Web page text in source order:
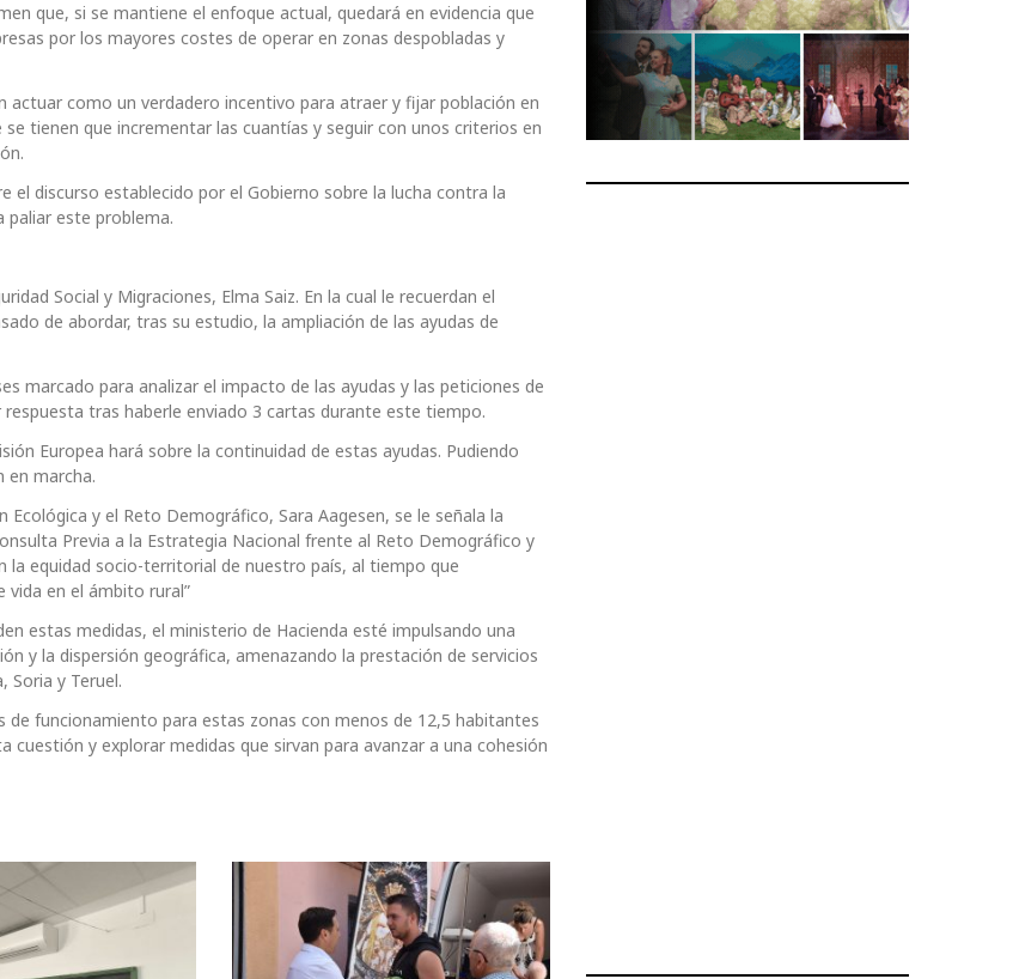
que, si se mantiene el enfoque actual, quedará en evidencia que
por los mayores costes de operar en zonas despobladas y
actuar como un verdadero incentivo para atraer y fijar población en
tienen que incrementar las cuantías y seguir con unos criterios en
el discurso establecido por el Gobierno sobre la lucha contra la
paliar este problema.
Social y Migraciones, Elma Saiz. En la cual le recuerdan el
de abordar, tras su estudio, la ampliación de las ayudas de
marcado para analizar el impacto de las ayudas y las peticiones de
tras haberle enviado 3 cartas durante este tiempo.
Europea hará sobre la continuidad de estas ayudas. Pudiendo
en marcha.
y el Reto Demográfico, Sara Aagesen, se le señala la
Previa a la Estrategia Nacional frente al Reto Demográfico y
la equidad socio-territorial de nuestro país, al tiempo que
vida en el ámbito rural”
estas medidas, el ministerio de Hacienda esté impulsando una
y la dispersión geográfica, amenazando la prestación de servicios
Soria y Teruel.
funcionamiento para estas zonas con menos de 12,5 habitantes
y explorar medidas que sirvan para avanzar a una cohesión